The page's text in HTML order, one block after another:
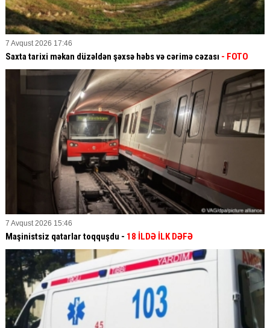
7 Avqust 2026 17:46
Saxta tarixi məkan düzəldən şəxsə həbs və cərimə cəzası - FOTO
7 Avqust 2026 15:46
Maşinistsiz qatarlar toqquşdu - 18 İLDƏ İLK DƏFƏ